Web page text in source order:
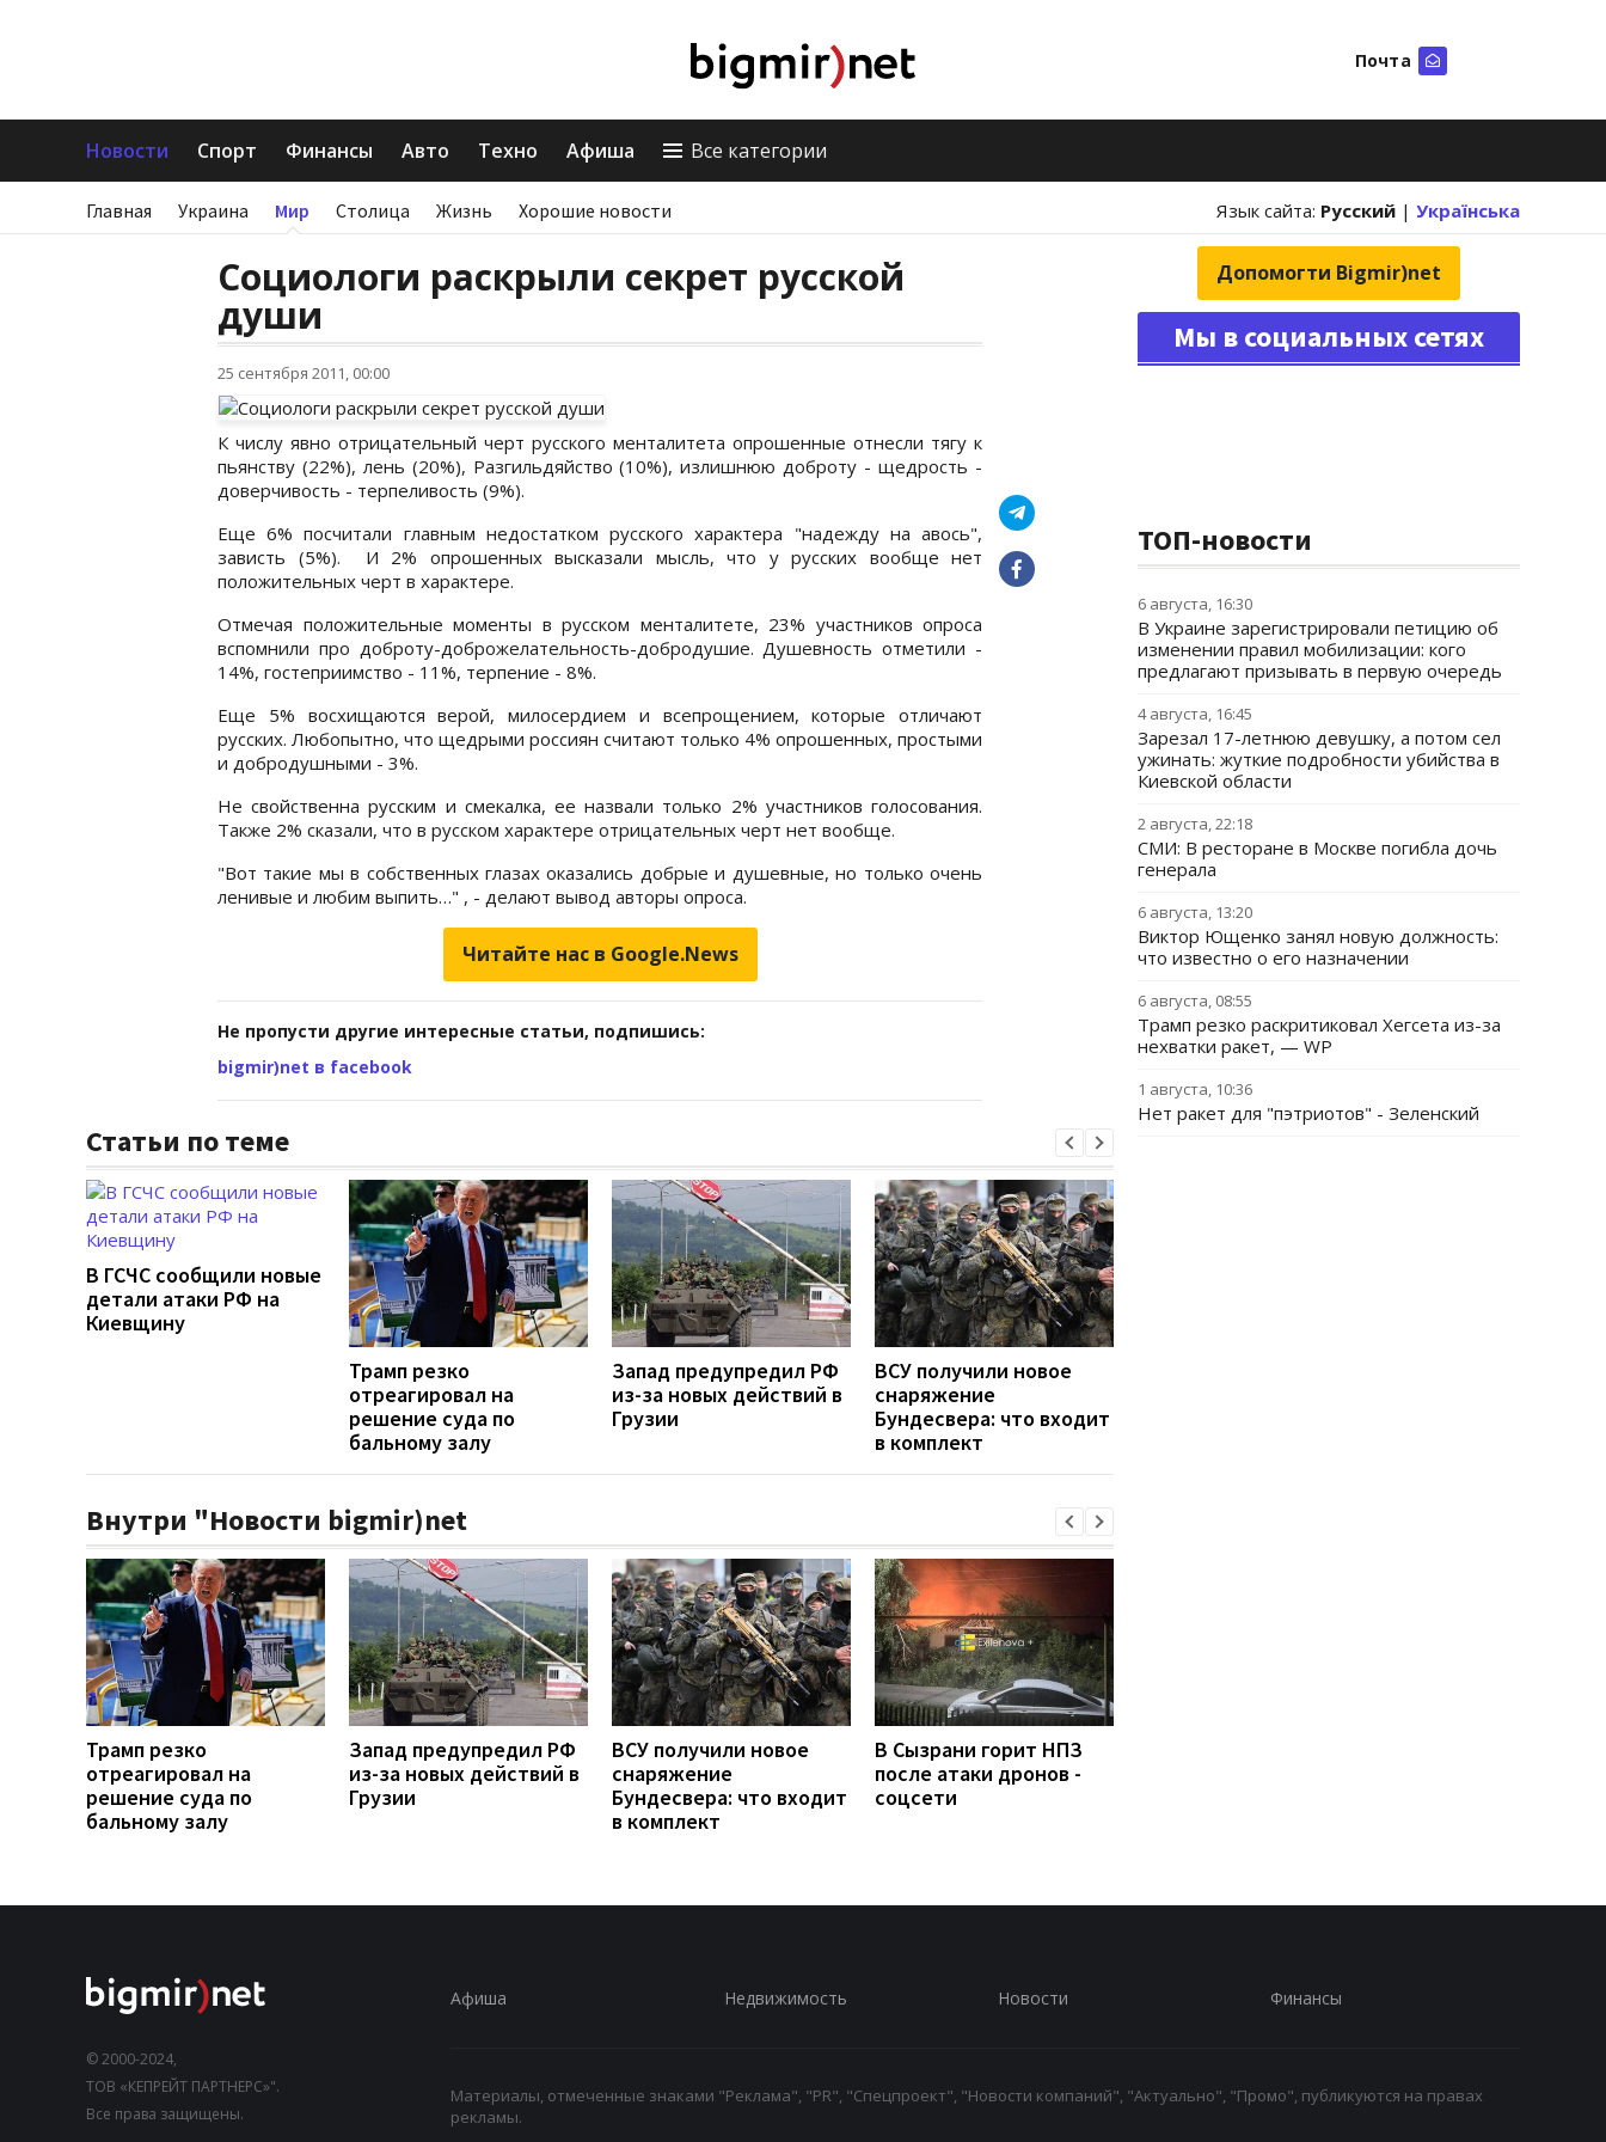
Почта
Новости Спорт Финансы Авто Техно Афиша Все категории
Главная Украина Мир Столица Жизнь Хорошие новости Язык сайта: Русский | Українська
Социологи раскрыли секрет русской
души
25 сентября 2011, 00:00
К числу явно отрицательный черт русского менталитета опрошенные отнесли тягу к
пьянству (22%), лень (20%), Разгильдяйство (10%), излишнюю доброту - щедрость -
доверчивость - терпеливость (9%).
Еще 6% посчитали главным недостатком русского характера "надежду на авось",
зависть (5%). И 2% опрошенных высказали мысль, что у русских вообще нет
положительных черт в характере.
Отмечая положительные моменты в русском менталитете, 23% участников опроса
вспомнили про доброту-доброжелательность-добродушие. Душевность отметили -
14%, гостеприимство - 11%, терпение - 8%.
Еще 5% восхищаются верой, милосердием и всепрощением, которые отличают
русских. Любопытно, что щедрыми россиян считают только 4% опрошенных, простыми
и добродушными - 3%.
Не свойственна русским и смекалка, ее назвали только 2% участников голосования.
Также 2% сказали, что в русском характере отрицательных черт нет вообще.
"Вот такие мы в собственных глазах оказались добрые и душевные, но только очень
ленивые и любим выпить…" , - делают вывод авторы опроса.
Читайте нас в Google.News
Не пропусти другие интересные статьи, подпишись:
bigmir)net в facebook
Статьи по теме
В ГСЧС сообщили новые
детали атаки РФ на
Киевщину
Трамп резко
отреагировал на
решение суда по
бальному залу
Запад предупредил РФ
из-за новых действий в
Грузии
ВСУ получили новое
снаряжение
Бундесвера: что входит
в комплект
Внутри "Новости bigmir)net
Трамп резко
отреагировал на
решение суда по
бальному залу
Запад предупредил РФ
из-за новых действий в
Грузии
ВСУ получили новое
снаряжение
Бундесвера: что входит
в комплект
В Сызрани горит НПЗ
после атаки дронов -
соцсети
Допомогти Bigmir)net
Мы в социальных сетях
ТОП-новости
6 августа, 16:30
В Украине зарегистрировали петицию об
изменении правил мобилизации: кого
предлагают призывать в первую очередь
4 августа, 16:45
Зарезал 17-летнюю девушку, а потом сел
ужинать: жуткие подробности убийства в
Киевской области
2 августа, 22:18
СМИ: В ресторане в Москве погибла дочь
генерала
6 августа, 13:20
Виктор Ющенко занял новую должность:
что известно о его назначении
6 августа, 08:55
Трамп резко раскритиковал Хегсета из-за
нехватки ракет, — WP
1 августа, 10:36
Нет ракет для "пэтриотов" - Зеленский
© 2000-2024,
ТОВ «КЕПРЕЙТ ПАРТНЕРС»".
Все права защищены.
Афиша Недвижимость Новости Финансы
Материалы, отмеченные знаками "Реклама", "PR", "Спецпроект", "Новости компаний", "Актуально", "Промо", публикуются на правах
рекламы.